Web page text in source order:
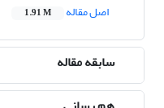
اصل مقاله
1.91 M
سابقه مقاله